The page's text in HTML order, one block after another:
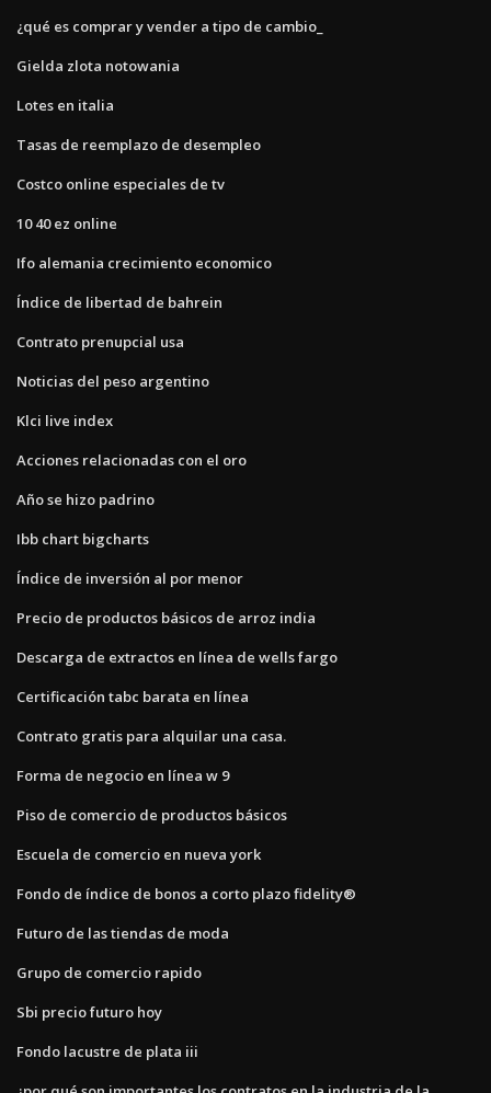
¿qué es comprar y vender a tipo de cambio_
Gielda zlota notowania
Lotes en italia
Tasas de reemplazo de desempleo
Costco online especiales de tv
10 40 ez online
Ifo alemania crecimiento economico
Índice de libertad de bahrein
Contrato prenupcial usa
Noticias del peso argentino
Klci live index
Acciones relacionadas con el oro
Año se hizo padrino
Ibb chart bigcharts
Índice de inversión al por menor
Precio de productos básicos de arroz india
Descarga de extractos en línea de wells fargo
Certificación tabc barata en línea
Contrato gratis para alquilar una casa.
Forma de negocio en línea w 9
Piso de comercio de productos básicos
Escuela de comercio en nueva york
Fondo de índice de bonos a corto plazo fidelity®
Futuro de las tiendas de moda
Grupo de comercio rapido
Sbi precio futuro hoy
Fondo lacustre de plata iii